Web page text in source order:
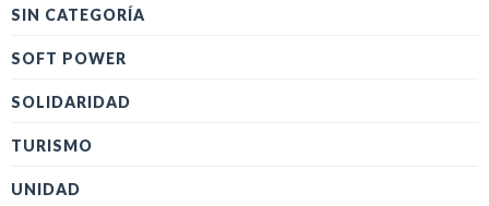
SIN CATEGORÍA
SOFT POWER
SOLIDARIDAD
TURISMO
UNIDAD